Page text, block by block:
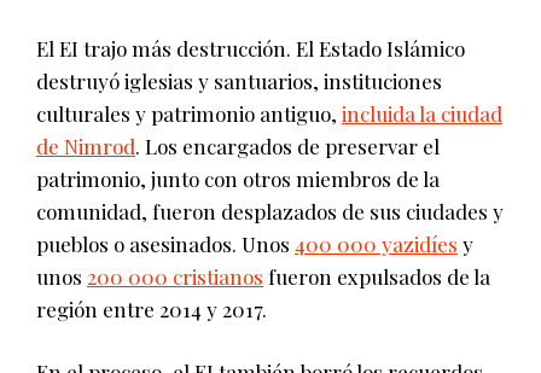
El EI trajo más destrucción. El Estado Islámico
destruyó iglesias y santuarios, instituciones
culturales y patrimonio antiguo, incluida la ciudad
de Nimrod. Los encargados de preservar el
patrimonio, junto con otros miembros de la
comunidad, fueron desplazados de sus ciudades y
pueblos o asesinados. Unos 400 000 yazidíes y
unos 200 000 cristianos fueron expulsados de la
región entre 2014 y 2017.